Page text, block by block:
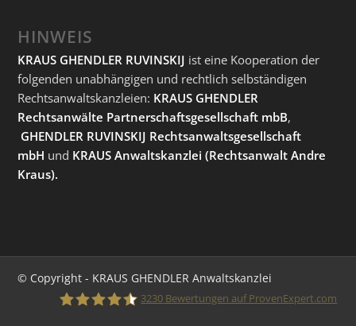
HINWEIS
KRAUS GHENDLER RUVINSKIJ ist eine Kooperation der
folgenden unabhängigen und rechtlich selbständigen
Rechtsanwaltskanzleien: KRAUS GHENDLER
Rechtsanwälte Partnerschaftsgesellschaft mbB,
GHENDLER RUVINSKIJ Rechtsanwaltsgesellschaft
mbH und KRAUS Anwaltskanzlei (Rechtsanwalt Andre
Kraus).
© Copyright - KRAUS GHENDLER Anwaltskanzlei
3230 Bewertungen auf ProvenExpert.com